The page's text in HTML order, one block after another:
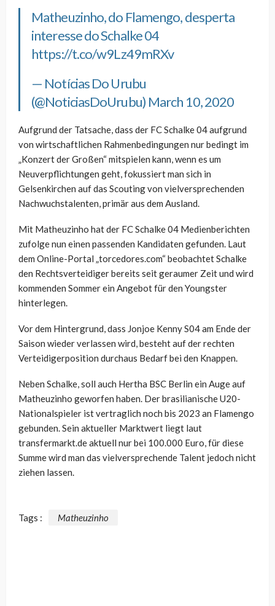
Matheuzinho, do Flamengo, desperta
interesse do Schalke 04
https://t.co/w9Lz49mRXv
— Notícias Do Urubu
(@NoticiasDoUrubu) March 10, 2020
Aufgrund der Tatsache, dass der FC Schalke 04 aufgrund
von wirtschaftlichen Rahmenbedingungen nur bedingt im
„Konzert der Großen“ mitspielen kann, wenn es um
Neuverpflichtungen geht, fokussiert man sich in
Gelsenkirchen auf das Scouting von vielversprechenden
Nachwuchstalenten, primär aus dem Ausland.
Mit Matheuzinho hat der FC Schalke 04 Medienberichten
zufolge nun einen passenden Kandidaten gefunden. Laut
dem Online-Portal „torcedores.com“ beobachtet Schalke
den Rechtsverteidiger bereits seit geraumer Zeit und wird
kommenden Sommer ein Angebot für den Youngster
hinterlegen.
Vor dem Hintergrund, dass Jonjoe Kenny S04 am Ende der
Saison wieder verlassen wird, besteht auf der rechten
Verteidigerposition durchaus Bedarf bei den Knappen.
Neben Schalke, soll auch Hertha BSC Berlin ein Auge auf
Matheuzinho geworfen haben. Der brasilianische U20-
Nationalspieler ist vertraglich noch bis 2023 an Flamengo
gebunden. Sein aktueller Marktwert liegt laut
transfermarkt.de aktuell nur bei 100.000 Euro, für diese
Summe wird man das vielversprechende Talent jedoch nicht
ziehen lassen.
Tags : Matheuzinho